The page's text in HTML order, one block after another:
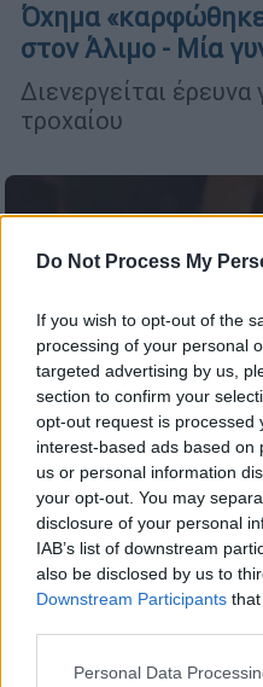
Do Not Process My
If you wish to opt-out of the
processing of your personal
targeted advertising by us,
section to confirm your
opt-out request is processed
interest-based ads based on
us or personal information
your opt-out. You may
disclosure of your personal
IAB’s list of downstream
also be disclosed by us to
Downstream Participants
Please note that this
Personal Data
Όχημα
στον Άλιμο - Μία
Διενεργείται έρευνα
τροχαίου
Καιρός| 05.12.2025 09:57
Κακοκαιρία Byron:
στον Άλιμο -
δρόμους - ποτάμια